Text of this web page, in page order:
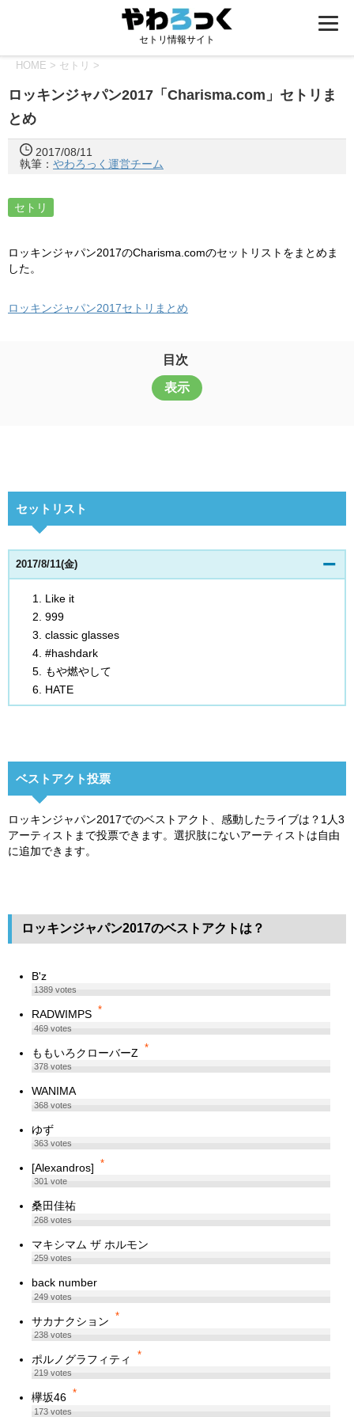
セトリ情報サイト
HOME > セトリ >
ロッキンジャパン2017「Charisma.com」セトリま
とめ
2017/08/11
執筆： やわろっく運営チーム
セトリ
ロッキンジャパン2017のCharisma.comのセットリストをまとめま
した。
ロッキンジャパン2017セトリまとめ
目次
表示
セットリスト
2017/8/11(金)
Like it
999
classic glasses
#hashdark
もや燃やして
HATE
ベストアクト投票
ロッキンジャパン2017でのベストアクト、感動したライブは？1人3
アーティストまで投票できます。選択肢にないアーティストは自由
に追加できます。
ロッキンジャパン2017のベストアクトは？
B'z
1389votes
RADWIMPS *
469votes
ももいろクローバーZ *
378votes
WANIMA
368votes
ゆず
363votes
[Alexandros] *
301vote
桑田佳祐
268votes
マキシマム ザ ホルモン
259votes
back number
249votes
サカナクション *
238votes
ポルノグラフィティ *
219votes
欅坂46 *
173votes